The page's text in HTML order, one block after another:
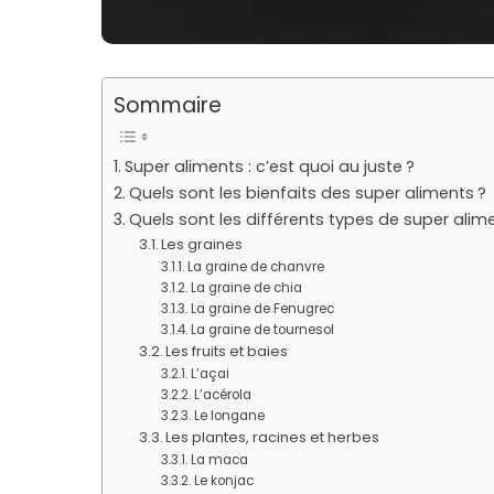
Sommaire
Super aliments : c’est quoi au juste ?
Quels sont les bienfaits des super aliments ?
Quels sont les différents types de super
Les graines
La graine de chanvre
La graine de chia
La graine de Fenugrec
La graine de tournesol
Les fruits et baies
L’açai
L’acérola
Le longane
Les plantes, racines et herbes
La maca
Le konjac